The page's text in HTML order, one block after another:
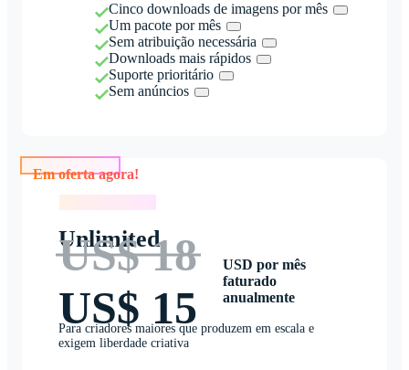
Cinco downloads de imagens por mês
Um pacote por mês
Sem atribuição necessária
Downloads mais rápidos
Suporte prioritário
Sem anúncios
Unlimited
US$ 18
US$ 15
USD por mês
faturado
anualmente
Para criadores maiores que produzem em escala e
exigem liberdade criativa